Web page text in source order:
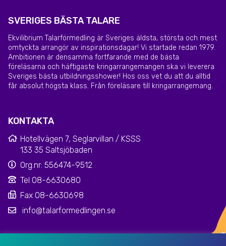
KONTAKTA
Hotellvägen 7, Seglarvillan / KSSS
133 35 Saltsjöbaden
Org.nr: 556474-9512
Tel 08-6630680
Fax 08-6630698
info@talarformedlingen.se
SVERIGES BÄSTA TALARE
Ekvilibrium Talarförmedling är Sveriges äldsta, största och mest
omtyckta arrangör av inspirationsdagar! Vi startade redan 1979.
Ambitionen är densamma fortfarande med de bästa
föreläsarna och häftigaste kringarrangemangen ska vi leverera
Sveriges bästa utbildningsshower! Hos oss vet du att du alltid
får absolut högsta klass. Från föreläsare till kringarrangemang.